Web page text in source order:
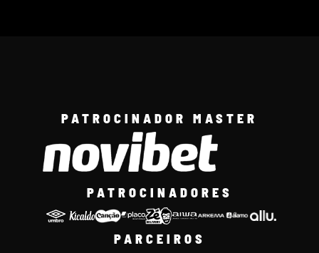
PATROCINADOR MASTER
PATROCINADORES
PARCEIROS